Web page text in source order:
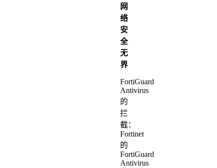
网
络
安
全
无
界
FortiGuard
Antivirus
的
拦
截：
Fortinet
的
FortiGuard
Antivirus